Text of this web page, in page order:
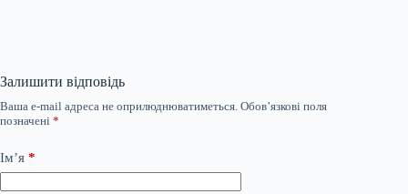
Залишити відповідь
Ваша e-mail адреса не оприлюднюватиметься. Обов’язкові поля
позначені *
Ім’я *